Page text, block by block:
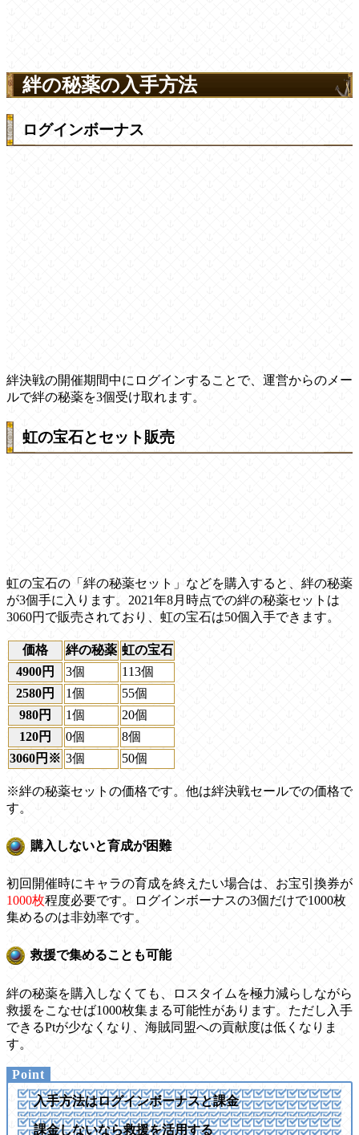
絆の秘薬の入手方法
ログインボーナス
絆決戦の開催期間中にログインすることで、運営からのメー
ルで絆の秘薬を3個受け取れます。
虹の宝石とセット販売
虹の宝石の「絆の秘薬セット」などを購入すると、絆の秘薬
が3個手に入ります。2021年8月時点での絆の秘薬セットは
3060円で販売されており、虹の宝石は50個入手できます。
価格 絆の秘薬 虹の宝石
4900円
3個
113個
2580円
1個
55個
980円
1個
20個
120円
0個
8個
3060円※ 3個 50個
※絆の秘薬セットの価格です。他は絆決戦セールでの価格で
す。
購入しないと育成が困難
初回開催時にキャラの育成を終えたい場合は、お宝引換券が
1000枚程度必要です。ログインボーナスの3個だけで1000枚
集めるのは非効率です。
救援で集めることも可能
絆の秘薬を購入しなくても、ロスタイムを極力減らしながら
救援をこなせば1000枚集まる可能性があります。ただし入手
できるPtが少なくなり、海賊同盟への貢献度は低くなりま
す。
入手方法はログインボーナスと課金
課金しないなら救援を活用する